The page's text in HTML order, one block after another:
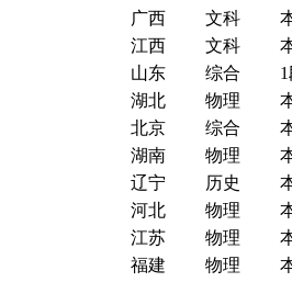
广西 文科
江西 文科
山东 综合
湖北 物理
北京 综合
湖南 物理
辽宁 历史
河北 物理
江苏 物理
福建 物理